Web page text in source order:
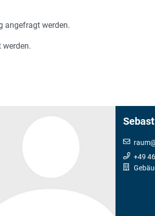
angefragt werden.
raum
+49